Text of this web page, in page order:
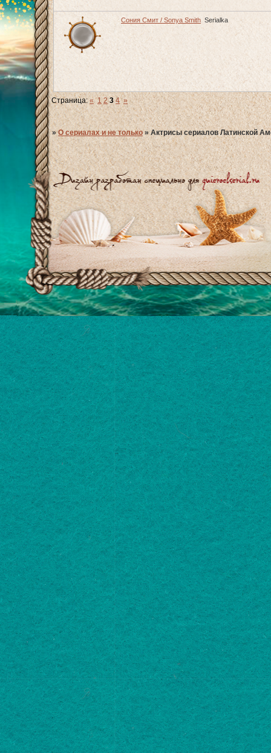
Сония Смит / Sonya Smith Serialka
Страница:« 1 2 3 4 »
»О сериалах и не только »Актрисы сериалов Латинской